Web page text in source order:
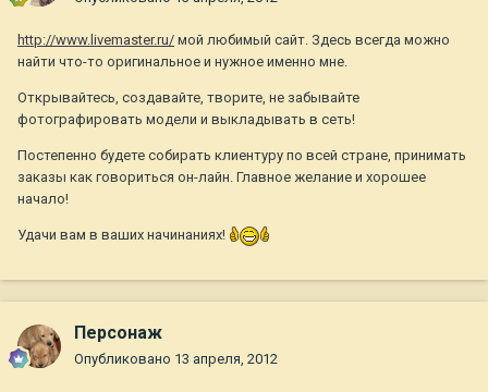
http://www.livemaster.ru/ мой любимый сайт. Здесь всегда можно
найти что-то оригинальное и нужное именно мне.
Открывайтесь, создавайте, творите, не забывайте
фотографировать модели и выкладывать в сеть!
Постепенно будете собирать клиентуру по всей стране, принимать
заказы как говориться он-лайн. Главное желание и хорошее
начало!
Удачи вам в ваших начинаниях!
Персонаж
Опубликовано 13 апреля, 2012